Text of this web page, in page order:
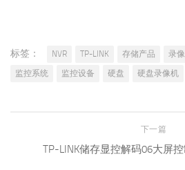
标签： NVR TP-LINK 存储产品 录像
监控系统
监控设备 硬盘 硬盘录像机
下一篇
TP-LINK储存显控解码06大屏